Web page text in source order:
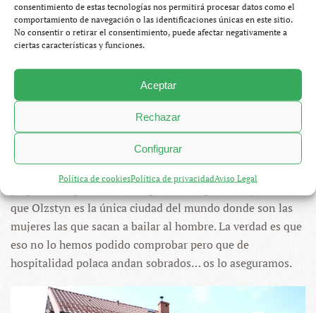
consentimiento de estas tecnologías nos permitirá procesar datos como el
comportamiento de navegación o las identificaciones únicas en este sitio.
No consentir o retirar el consentimiento, puede afectar negativamente a
ciertas características y funciones.
Aceptar
Rechazar
Configurar
Política de cookiesPolítica de privacidadAviso Legal
Una atractiva combinación de elementos que hace de este
sitio un lugar estupendo para pasar el día… o la noche.
Pero nosotros nos pasaríamos la noche en Sopot si no en
Gdansk, más concretamente en la cama del hostal. Había
llegado la hora de reponer las pocas fuerzas que ese día
habíamos gastado.
prepararnos para nuestra siguiente etapa:
Olzstyn
que Olzstyn es la única ciudad del mundo donde son las
mujeres las que sacan a bailar al hombre. La verdad es que
eso no lo hemos podido comprobar pero que de
hospitalidad polaca andan sobrados… os lo aseguramos.